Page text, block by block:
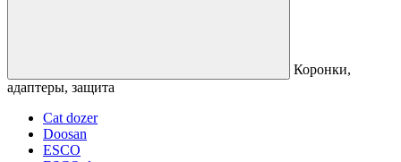
Коронки,
адаптеры, защита
Cat dozer
Doosan
ESCO